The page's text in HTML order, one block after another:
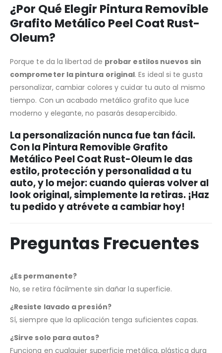
¿Por Qué Elegir Pintura Removible
Grafito Metálico Peel Coat Rust-
Oleum?
Porque te da la libertad de probar estilos nuevos sin
comprometer la pintura original. Es ideal si te gusta
personalizar, cambiar colores y cuidar tu auto al mismo
tiempo. Con un acabado metálico grafito que luce
moderno y elegante, no pasarás desapercibido.
La personalización nunca fue tan fácil.
Con la Pintura Removible Grafito
Metálico Peel Coat Rust-Oleum le das
estilo, protección y personalidad a tu
auto, y lo mejor: cuando quieras volver al
look original, simplemente la retiras. ¡Haz
tu pedido y atrévete a cambiar hoy!
Preguntas Frecuentes
¿Es permanente?
No, se retira fácilmente sin dañar la superficie.
¿Resiste lavado a presión?
Sí, siempre que la aplicación tenga suficientes capas.
¿Sirve solo para autos?
Funciona en cualquier superficie metálica, plástica dura